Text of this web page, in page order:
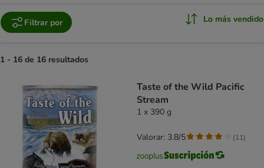
Filtrar por Lo más vendido
1 - 16 de 16 resultados
Taste of the Wild Pacific
Stream
1 x 390 g
Valorar: 3.8/5 (11)